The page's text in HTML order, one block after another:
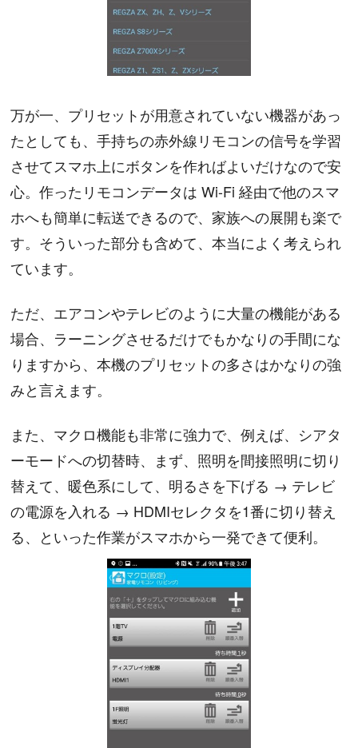
万が一、プリセットが用意されていない機器があっ
たとしても、手持ちの赤外線リモコンの信号を学習
させてスマホ上にボタンを作ればよいだけなので安
心。作ったリモコンデータは Wi-Fi 経由で他のスマ
ホへも簡単に転送できるので、家族への展開も楽で
す。そういった部分も含めて、本当によく考えられ
ています。
ただ、エアコンやテレビのように大量の機能がある
場合、ラーニングさせるだけでもかなりの手間にな
りますから、本機のプリセットの多さはかなりの強
みと言えます。
また、マクロ機能も非常に強力で、例えば、シアタ
ーモードへの切替時、まず、照明を間接照明に切り
替えて、暖色系にして、明るさを下げる → テレビ
の電源を入れる → HDMIセレクタを1番に切り替え
る、といった作業がスマホから一発できて便利。